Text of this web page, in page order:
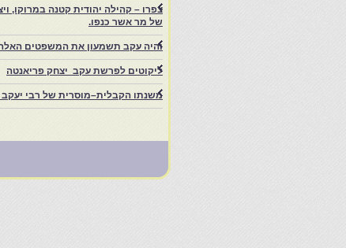
של מר אשר כנפו.
והיה עקב תשמעון את המשפטים
ליקוטים לפרשת עקב יצחק פריאנטה
משנתו הקבלית–מוסרית של רבי יעקב